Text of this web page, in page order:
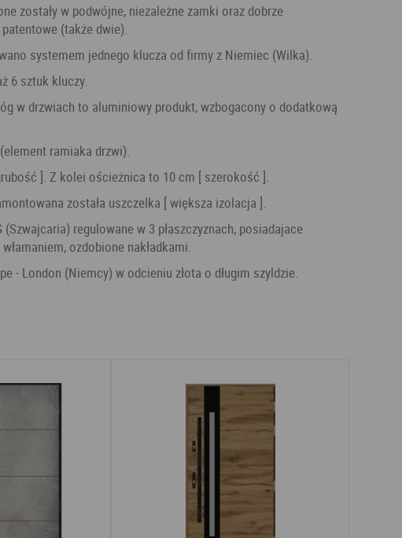
(także dwie).
systemem jednego klucza od firmy z Niemiec (Wilka).
6 sztuk kluczy.
ramiaka drzwi).
]. Z kolei ościeżnica to 10 cm [ szerokość ].
została uszczelka [ większa izolacja ].
ozdobione nakładkami.
- London (Niemcy) w odcieniu złota o długim szyldzie.